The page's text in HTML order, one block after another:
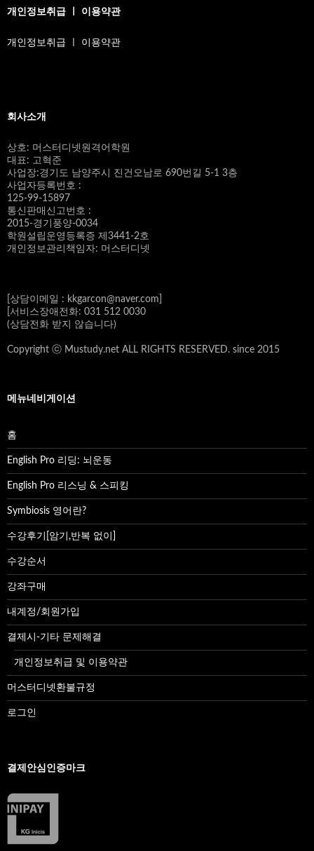
개인정보취급 ㅣ 이용약관
개인정보취급 ㅣ 이용약관
회사소개
상호: 머스터디넷원격어학원
대표: 고혁준
사업장:경기도 남양주시 진건오남로 690번길 5-1 3층
사업자등록번호 :
125-99-15897
통신판매신고번호 :
2015-경기풍양-0034
학원설립운영등록증 제3441-2호
개인정보관리책임자: 머스터디넷
[상담이메일 : kkgarcon@naver.com]
[서비스장애전화: 031 512 0030
(상담전화 받지 않습니다)
Copyright ⓒ Mustudy.net ALL RIGHTS RESERVED. since 2015
메뉴네비게이션
홈
English Pro 리딩: 뇌운동
English Pro 리스닝 & 스피킹
Symbiosis 영어란?
수강후기[암기,반복 없이]
수강순서
강좌구매
내계정/회원가입
결제시-기타 문제해결
개인정보취급 및 이용약관
머스터디넷환불규정
로그인
결제안심인증마크